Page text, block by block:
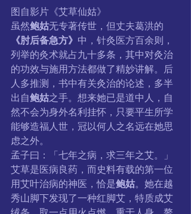
图自影片《艾草仙姑》
虽然鲍姑无专著传世，但丈夫葛洪的
《肘后备急方》 中，针灸医方百余则，
列举的灸术就占九十多条，其中对灸治
的功效与施用方法都做了精妙讲解。后
人多推测，书中有关灸治的论述，多半
出自鲍姑之手。想来她已是道中人，自
然不会为身外名利挂怀，只要平生所学
能够造福人世，冠以何人之名远在她思
虑之外。
孟子曰：「七年之病，求三年之艾。」
艾草是医病良药，而史料有载的第一位
用艾叶治病的神医，恰是鲍姑。她在越
秀山脚下发现了一种红脚艾，特质成艾